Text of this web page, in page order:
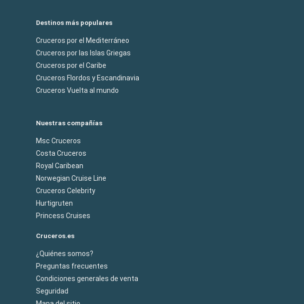
Destinos más populares
Cruceros por el Mediterráneo
Cruceros por las Islas Griegas
Cruceros por el Caribe
Cruceros Flordos y Escandinavia
Cruceros Vuelta al mundo
Nuestras compañías
Msc Cruceros
Costa Cruceros
Royal Caribean
Norwegian Cruise Line
Cruceros Celebrity
Hurtigruten
Princess Cruises
Cruceros.es
¿Quiénes somos?
Preguntas frecuentes
Condiciones generales de venta
Seguridad